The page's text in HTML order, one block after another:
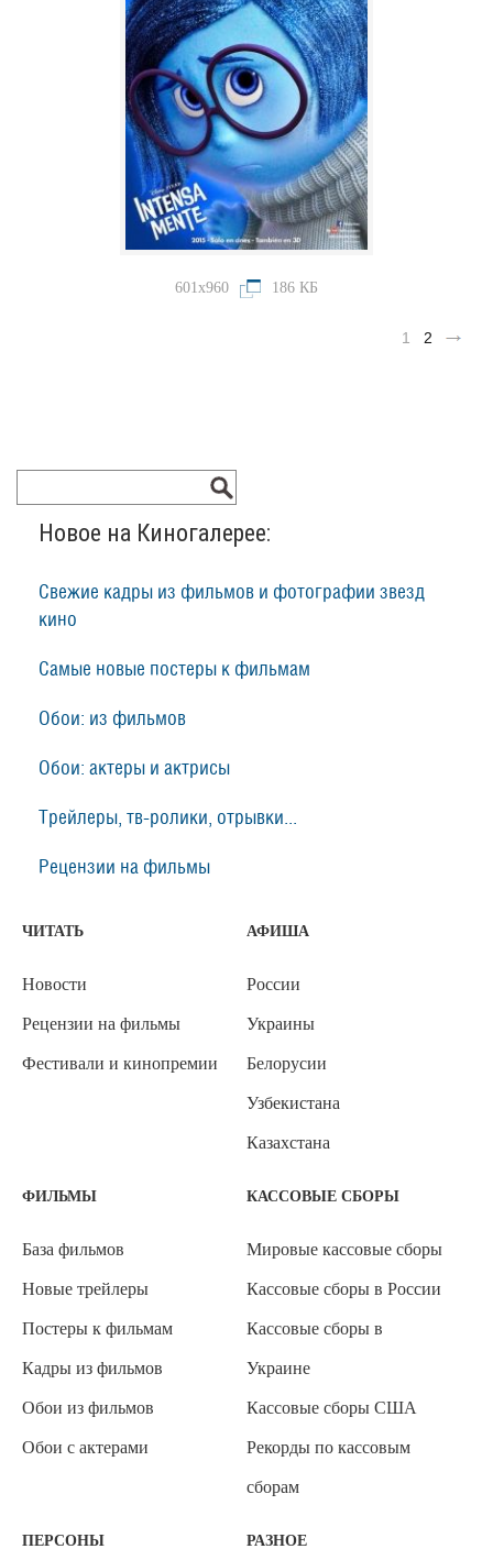
601x960 186 КБ
1 2
Новое на Киногалерее:
Свежие кадры из фильмов и фотографии звезд
кино
Самые новые постеры к фильмам
Обои: из фильмов
Обои: актеры и актрисы
Трейлеры, тв-ролики, отрывки...
Рецензии на фильмы
ЧИТАТЬ
Новости
Рецензии на фильмы
Фестивали и кинопремии
АФИША
России
Украины
Белорусии
Узбекистана
Казахстана
ФИЛЬМЫ
База фильмов
Новые трейлеры
Постеры к фильмам
Кадры из фильмов
Обои из фильмов
Обои с актерами
КАССОВЫЕ СБОРЫ
Мировые кассовые сборы
Кассовые сборы в России
Кассовые сборы в
Украине
Кассовые сборы США
Рекорды по кассовым
сборам
ПЕРСОНЫ РАЗНОЕ